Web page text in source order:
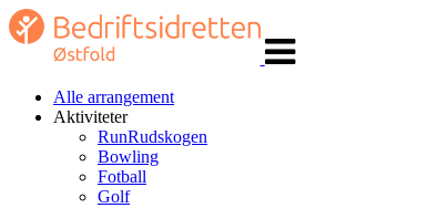
navigasjon
Alle arrangement
Aktiviteter
RunRudskogen
Bowling
Fotball
Golf